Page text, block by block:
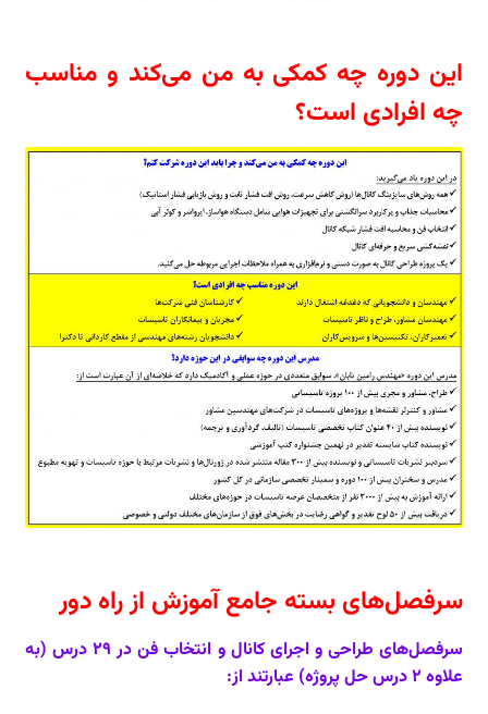
این دوره چه کمکی به من می‌کند و مناسب
چه افرادی است؟
سرفصل‌های بسته جامع آموزش از راه دور
سرفصل‌های طراحی و اجرای کانال و انتخاب فن در 29 درس (به
علاوه 2 درس حل پروژه) عبارتند از: